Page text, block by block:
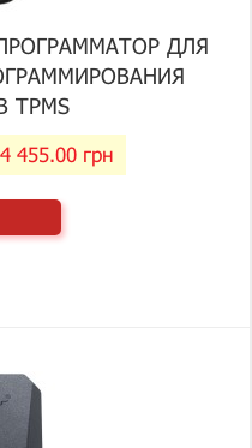
ПРОГРАММАТОР ДЛЯ
TPMS
4 455.00 грн